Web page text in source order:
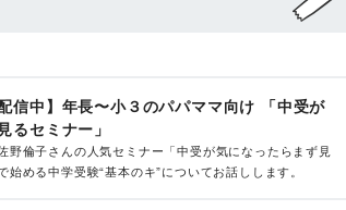
信中】年長〜小３のパパママ向け 「中受が
るセミナー」
野倫子さんの人気セミナー「中受が気になったらまず見
始める中学受験“基本のキ”についてお話しします。